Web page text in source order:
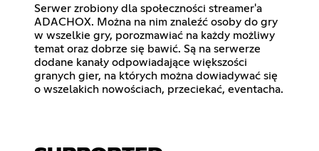
Serwer zrobiony dla społeczności streamer'a
ADACHOX. Można na nim znaleźć osoby do gry
w wszelkie gry, porozmawiać na każdy możliwy
temat oraz dobrze się bawić. Są na serwerze
dodane kanały odpowiadające większości
granych gier, na których można dowiadywać się
o wszelakich nowościach, przeciekać, eventacha.